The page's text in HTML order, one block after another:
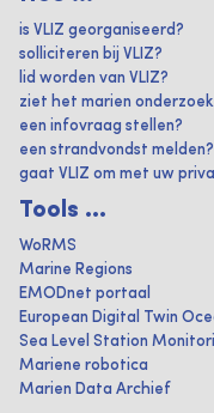
is VLIZ georganiseerd?
solliciteren bij VLIZ?
lid worden van VLIZ?
ziet het marien
een infovraag stellen?
een strandvondst melden?
gaat VLIZ om met uw
Tools ...
WoRMS
Marine Regions
EMODnet portaal
European Digital Twin
Sea Level Station
Mariene robotica
Marien Data Archief